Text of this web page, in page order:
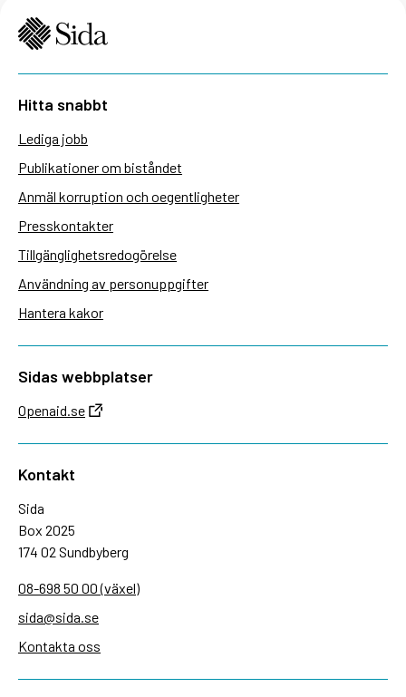
Hitta snabbt
Lediga jobb
Publikationer om biståndet
Anmäl korruption och oegentligheter
Presskontakter
Tillgänglighetsredogörelse
Användning av personuppgifter
Hantera kakor
Sidas webbplatser
Openaid.se
Kontakt
Sida
Box 2025
174 02 Sundbyberg
08-698 50 00 (växel)
sida@sida.se
Kontakta oss